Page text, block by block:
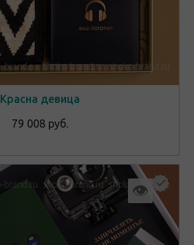
Красна девица
79 008 руб.
👁